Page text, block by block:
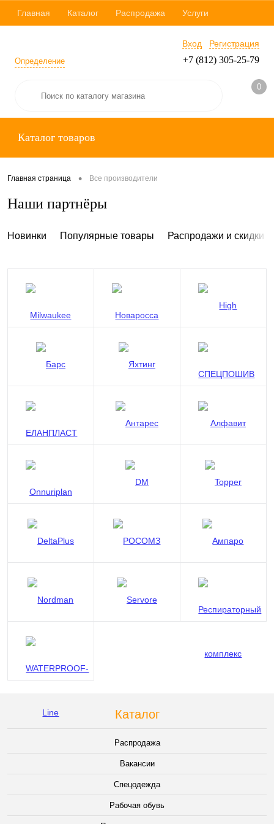
Главная Каталог Распродажа Услуги
Определение
Вход Регистрация
+7 (812) 305-25-79
0
Каталог товаров
Главная страница • Все производители
Наши партнёры
Новинки Популярные товары Распродажи и скидки
Каталог
Распродажа
Вакансии
Спецодежда
Рабочая обувь